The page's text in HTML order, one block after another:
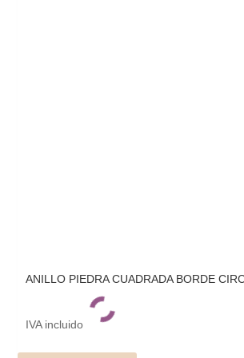
ANILLO PIEDRA CUADRADA BORDE
IVA incluido